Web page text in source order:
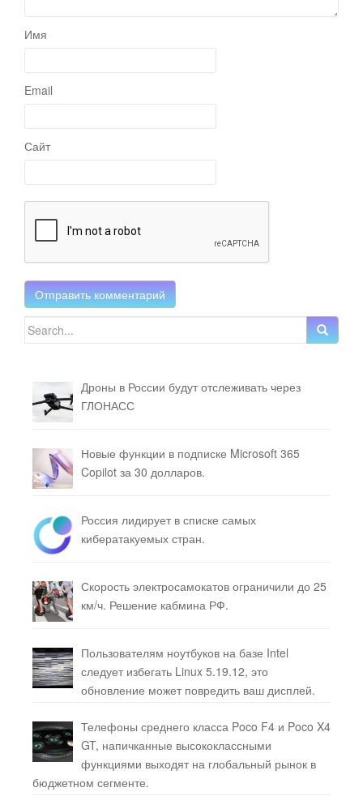
Имя
Email
Сайт
Search for:
Дроны в России будут отслеживать через
ГЛОНАСС
Новые функции в подписке Microsoft 365
Copilot за 30 долларов.
Россия лидирует в списке самых
кибератакуемых стран.
Скорость электросамокатов ограничили до 25
км/ч. Решение кабмина РФ.
Пользователям ноутбуков на базе Intel
следует избегать Linux 5.19.12, это
обновление может повредить ваш дисплей.
Телефоны среднего класса Poco F4 и Poco X4
GT, напичканные высококлассными
функциями выходят на глобальный рынок в
бюджетном сегменте.